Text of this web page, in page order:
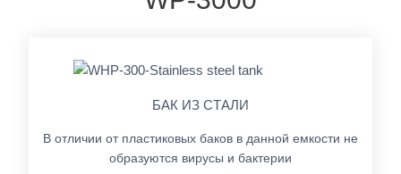
БАК ИЗ СТАЛИ
В отличии от пластиковых баков в данной емкости не
образуются вирусы и бактерии